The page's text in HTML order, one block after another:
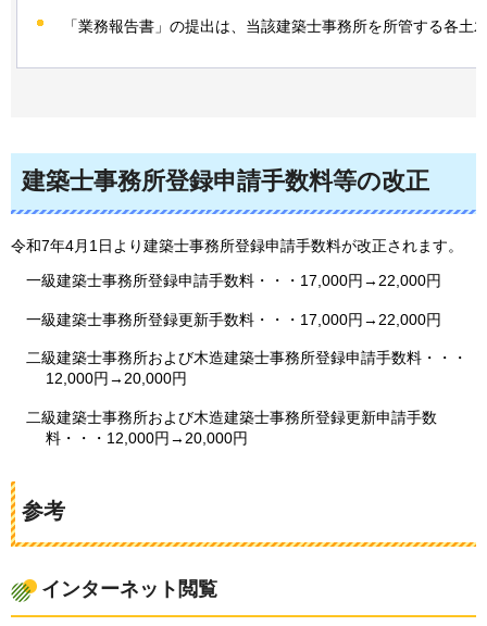
「業務報告書」の提出は、当該建築士事務所を所管する各土
建築士事務所登録申請手数料等の改正
令和7年4月1日より建築士事務所登録申請手数料が改正されます。
一級建築士事務所登録申請手数料・・・17,000円→22,000円
一級建築士事務所登録更新手数料・・・17,000円→22,000円
二級建築士事務所および木造建築士事務所登録申請手数料・・・
12,000円→20,000円
二級建築士事務所および木造建築士事務所登録更新申請手数
料・・・12,000円→20,000円
参考
インターネット閲覧